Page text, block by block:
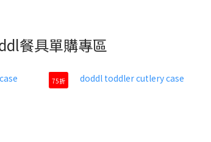
餐具單購專區
75折